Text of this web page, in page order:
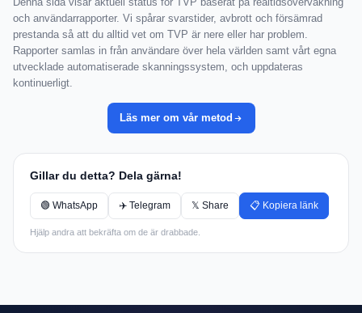
och användarrapporter. Vi spårar svarstider, avbrott och försämrad
prestanda så att du alltid vet om TVP är nere eller har problem.
Rapporter samlas in från användare över hela världen samt vårt egna
utvecklade automatiserade skanningssystem, och uppdateras
kontinuerligt.
Läs mer om vår metod
Gillar du detta? Dela gärna!
🟢 WhatsApp ✈️ Telegram 𝕏 Share 📋 Kopiera länk
Hjälp andra att bekräfta om de är drabbade.